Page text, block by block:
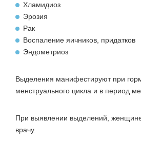
Хламидиоз
Эрозия
Рак
Воспаление яичников, придатков
Эндометриоз
Выделения манифестируют при
менструального цикла и в период
При выявлении выделений, женщине
врачу.